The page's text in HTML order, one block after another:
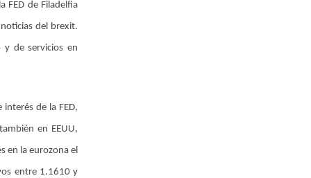
FED de Filadelfia
del brexit.
y de servicios en
de la FED,
en EEUU,
en la eurozona el
entre 1.1610 y